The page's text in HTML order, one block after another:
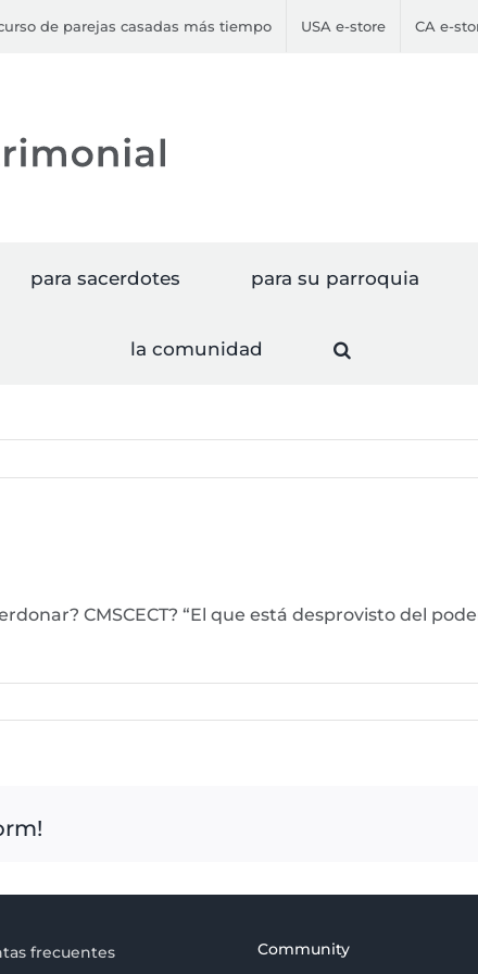
de parejas casadas más tiempo USA e-store CA e-
para sacerdotes para su parroquia
la comunidad
CMSCECT? “El que está desprovisto del
frecuentes
Community